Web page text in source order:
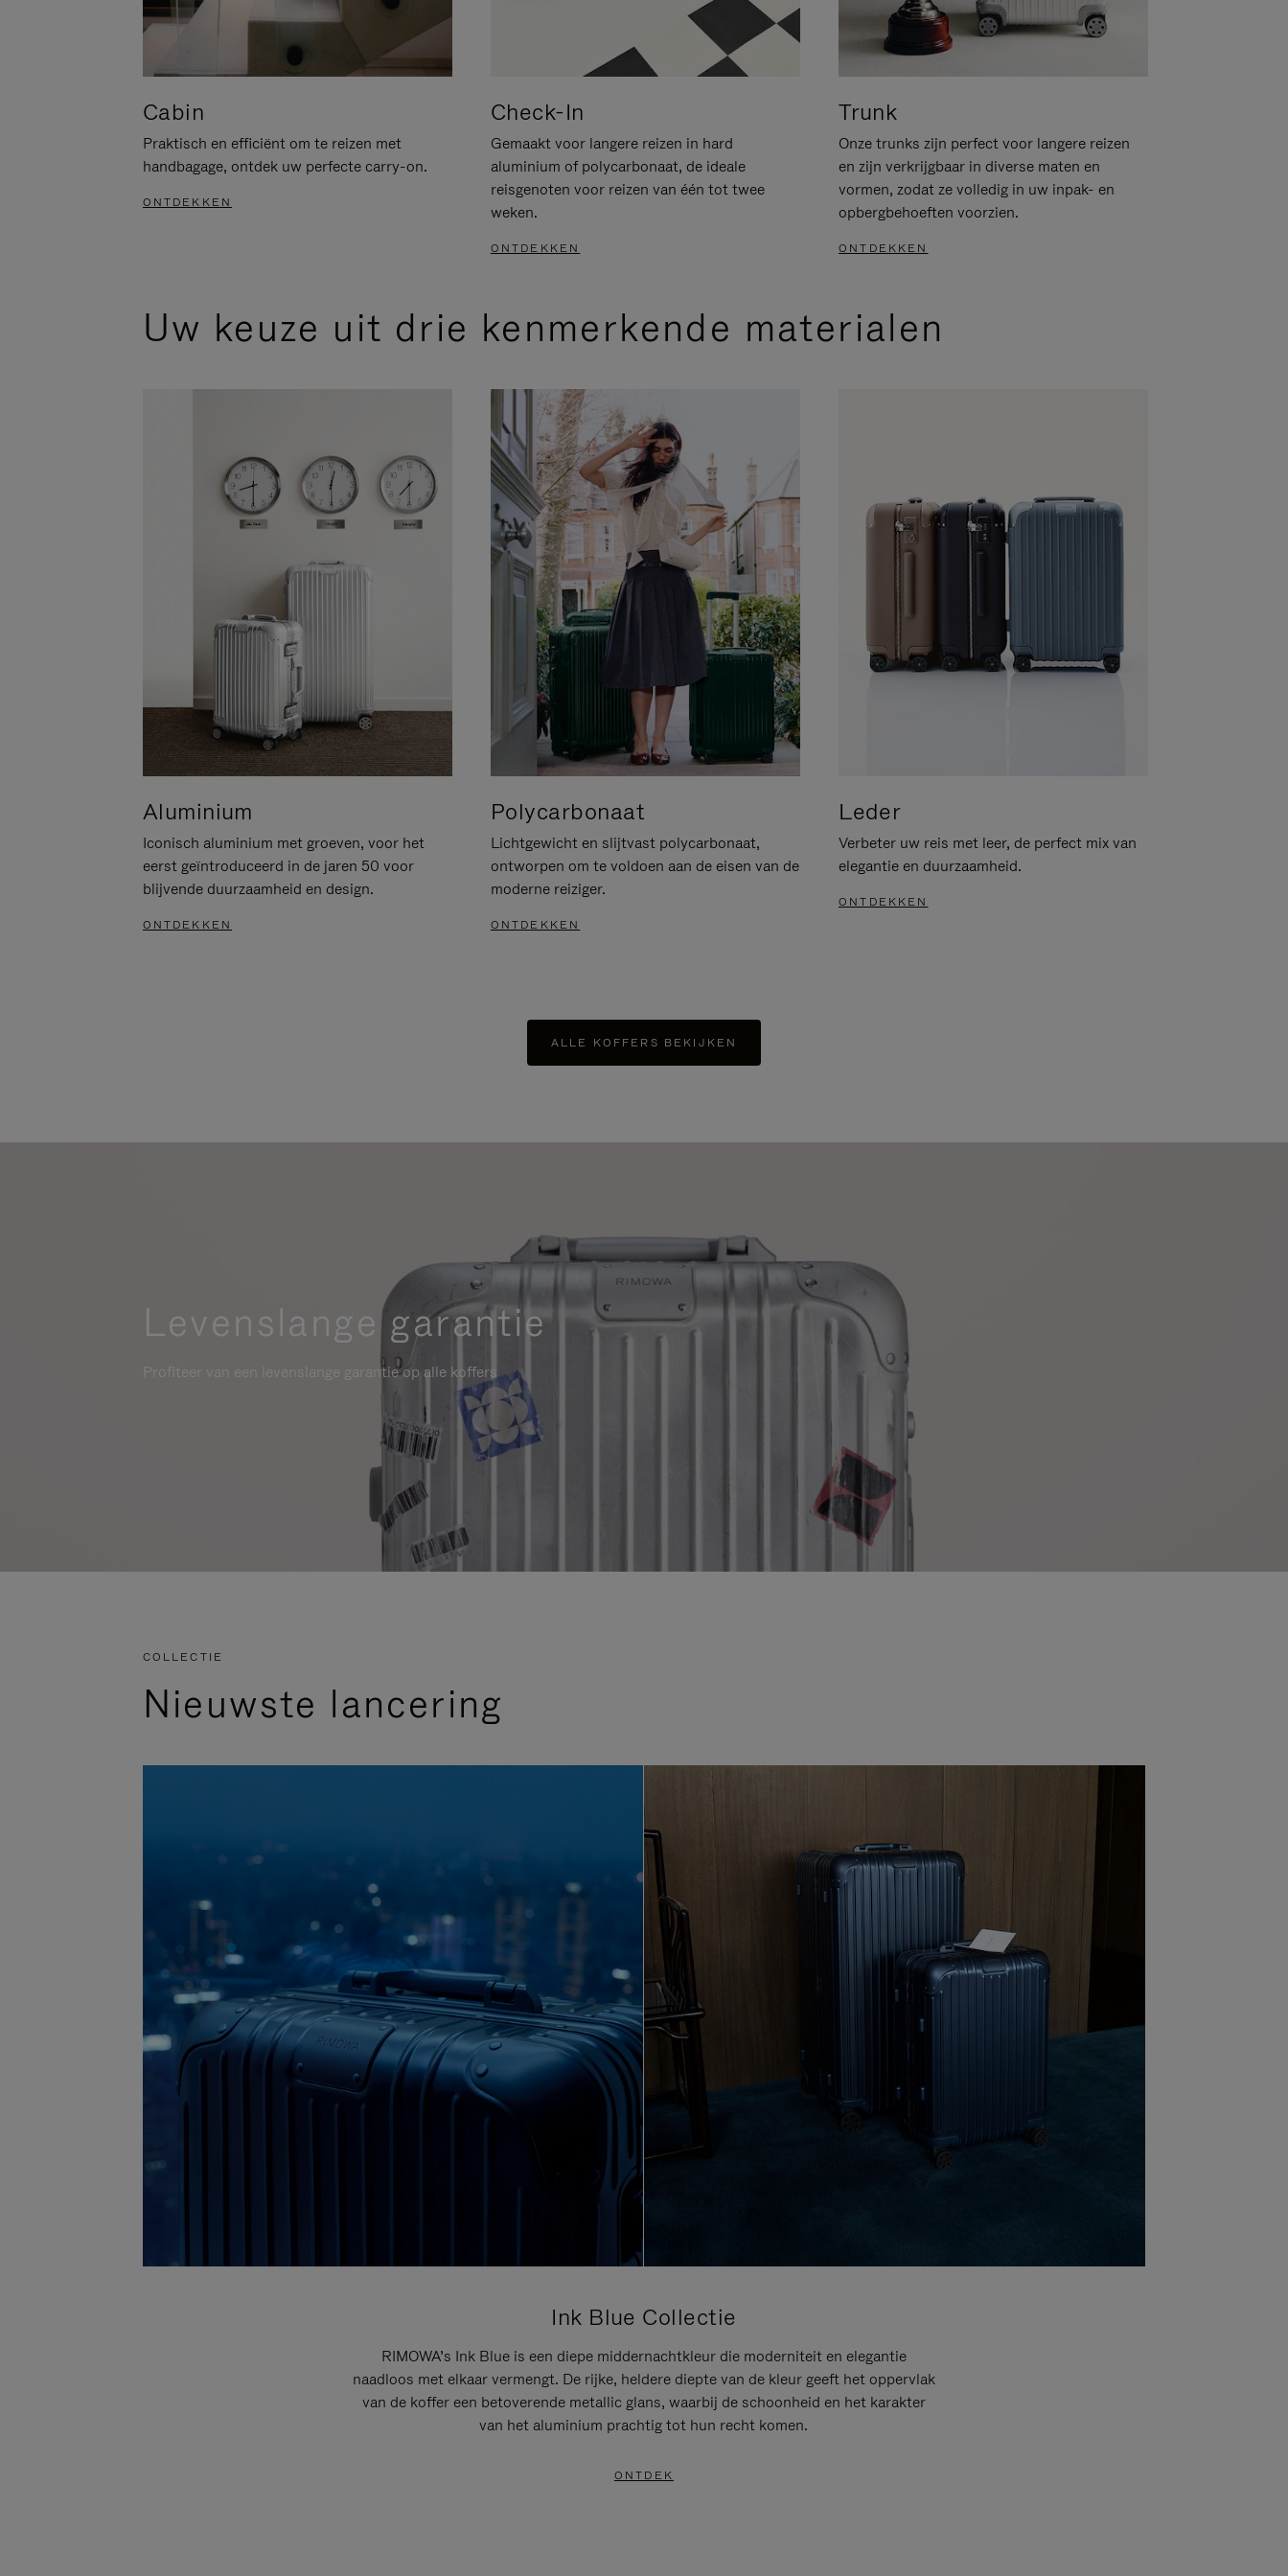
Cabin
Praktisch en efficiënt om te reizen met
handbagage, ontdek uw perfecte carry-on.
ONTDEKKEN
Check-In
Gemaakt voor langere reizen in hard
aluminium of polycarbonaat, de ideale
reisgenoten voor reizen van één tot twee
weken.
ONTDEKKEN
Trunk
Onze trunks zijn perfect voor langere reizen
en zijn verkrijgbaar in diverse maten en
vormen, zodat ze volledig in uw inpak- en
opbergbehoeften voorzien.
ONTDEKKEN
Uw keuze uit drie kenmerkende materialen
Aluminium
Iconisch aluminium met groeven, voor het
eerst geïntroduceerd in de jaren 50 voor
blijvende duurzaamheid en design.
ONTDEKKEN
Polycarbonaat
Lichtgewicht en slijtvast polycarbonaat,
ontworpen om te voldoen aan de eisen van de
moderne reiziger.
ONTDEKKEN
Leder
Verbeter uw reis met leer, de perfect mix van
elegantie en duurzaamheid.
ONTDEKKEN
ALLE KOFFERS BEKIJKEN
Levenslange garantie
Profiteer van een levenslange garantie op alle koffers
COLLECTIE
Nieuwste lancering
Ink Blue Collectie
RIMOWA’s Ink Blue is een diepe middernachtkleur die moderniteit en elegantie
naadloos met elkaar vermengt. De rijke, heldere diepte van de kleur geeft het oppervlak
van de koffer een betoverende metallic glans, waarbij de schoonheid en het karakter
van het aluminium prachtig tot hun recht komen.
ONTDEK